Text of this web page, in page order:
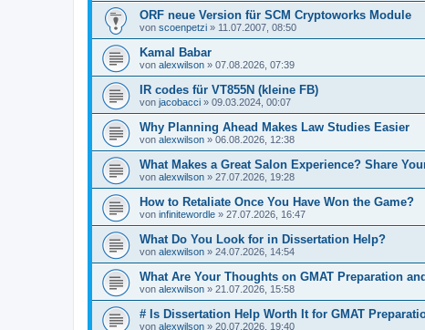
ORF neue Version für SCM Cryptoworks Module
von scoenpetzi » 11.07.2007, 08:50
Kamal Babar
von alexwilson » 07.08.2026, 07:39
IR codes für VT855N (kleine FB)
von jacobacci » 09.03.2024, 00:07
Why Planning Ahead Makes Law Studies Easier
von alexwilson » 06.08.2026, 12:38
What Makes a Great Salon Experience? Share
von alexwilson » 27.07.2026, 19:28
How to Retaliate Once You Have Won the Game?
von infinitewordle » 27.07.2026, 16:47
What Do You Look for in Dissertation Help?
von alexwilson » 24.07.2026, 14:54
What Are Your Thoughts on GMAT Preparation
von alexwilson » 21.07.2026, 15:58
# Is Dissertation Help Worth It for GMAT
von alexwilson » 20.07.2026, 19:40